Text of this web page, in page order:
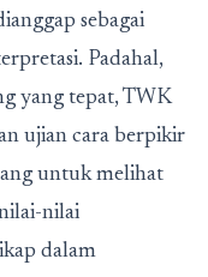
sebagai
Padahal,
yang tepat, TWK
ujian cara berpikir
untuk melihat
nilai
dalam